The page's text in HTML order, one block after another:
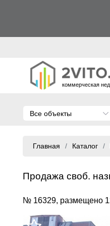
коммерческая
Все объекты
Главная Каталог
Продажа своб.
№ 16329, размещено